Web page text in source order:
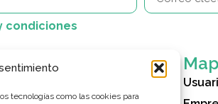
tecnologías como las cookies para
condiciones